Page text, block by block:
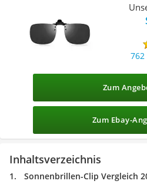
Zum
Zum Ebay-
Inhaltsverzeichnis
Sonnenbrillen-Clip Vergleich